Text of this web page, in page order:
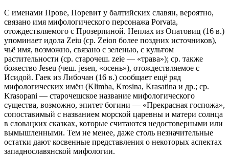
С именами Прове, Поревит у балтийских славян, вероятно,
связано имя мифологического персонажа Porvata,
отождествляемого с Прозерпиной. Неплах из Опатовиц (16 в.)
упоминает идола Zeiu (ср. Zeion более поздних источников),
чьё имя, возможно, связано с зеленью, с культом
растительности (ср. старочеш. zeie — «трава»); ср. также
божество Jeseu (чеш. jesen, «осень»), отождествляемое с
Исидой. Гаек из Либочан (16 в.) сообщает ещё ряд
мифологических имён (Klimba, Krosina, Krasatina и др.; ср.
Krasopani — старочешское название мифологического
существа, возможно, эпитет богини — «Прекрасная госпожа»,
сопоставимый с названием морской царевны и матери солнца
в словацких сказках, которые считаются недостоверными или
вымышленными. Тем не менее, даже столь незначительные
остатки дают косвенные представления о некоторых аспектах
западнославянской мифологии.